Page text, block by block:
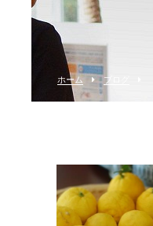
ホーム ブログ